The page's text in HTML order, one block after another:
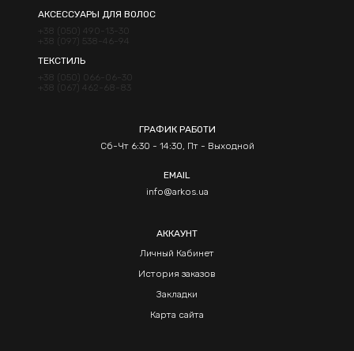
АКСЕССУАРЫ ДЛЯ ВОЛОС
+38 (050) 490-13-30
+38 (097) 538-46-94
ТЕКСТИЛЬ
+38 (050) 066-06-30
+38 (067) 462-68-83
ГРАФИК РАБОТИ
Сб-Чт 6:30 - 14:30, Пт - Выходной
EMAIL
info@arkos.ua
АККАУНТ
Личный Кабинет
История заказов
Закладки
Карта сайта